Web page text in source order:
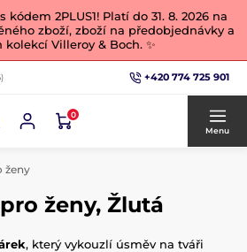
kódem 2PLUS1! Platí do 31. 8. 2026 na
zboží, zboží na předobjednávky a
kolekcí Villeroy & Boch. ✨
+420 774 725 901
0
Menu
ženy
ženy, Žlutá
, který vykouzlí úsměv na tváři